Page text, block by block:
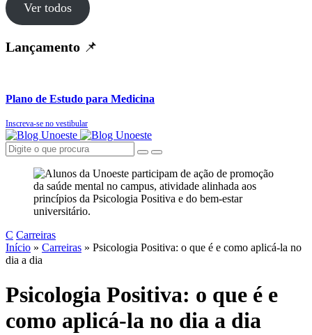
Ver todos
Lançamento 📌
Plano de Estudo para Medicina
Inscreva-se no vestibular
C Carreiras
Início » Carreiras » Psicologia Positiva: o que é e como aplicá-la no
dia a dia
Psicologia Positiva: o que é e
como aplicá-la no dia a dia